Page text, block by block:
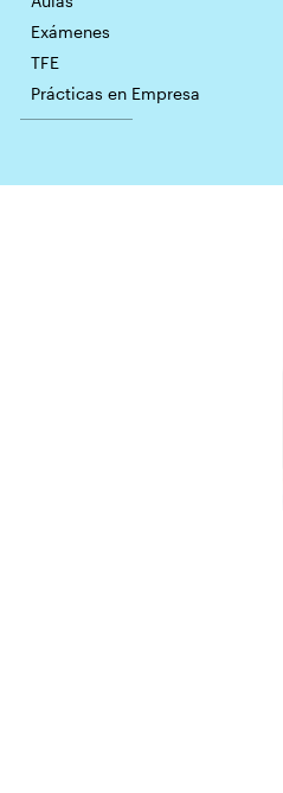
Exámenes
TFE
Prácticas en Empresa